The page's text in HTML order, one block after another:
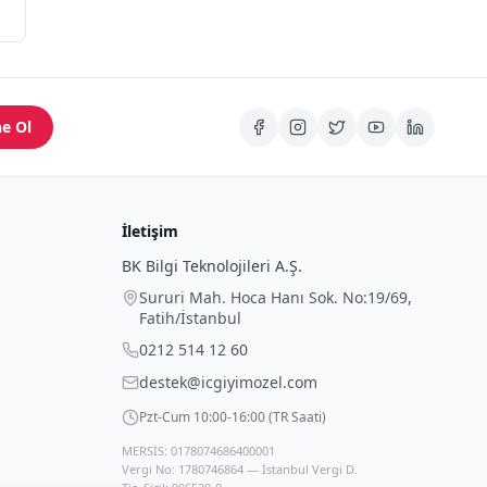
Ol
İletişim
BK Bilgi Teknolojileri A.Ş.
Sururi Mah. Hoca Hanı Sok. No:19/69,
Fatih/İstanbul
0212 514 12 60
destek@icgiyimozel.com
Pzt-Cum 10:00-16:00 (TR Saati)
MERSİS: 0178074686400001
Vergi No: 1780746864 — İstanbul Vergi D.